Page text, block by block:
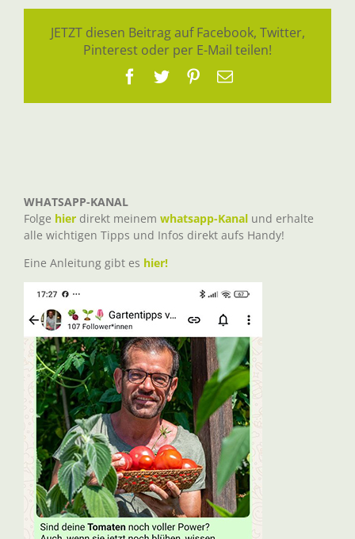
JETZT diesen Beitrag auf Facebook, Twitter,
Pinterest oder per E-Mail teilen!
Facebook
TwitterPinterest
E-
WHATSAPP-KANAL
Folge hier direkt meinem whatsapp-Kanal und erhalte
alle wichtigen Tipps und Infos direkt aufs Handy!
Eine Anleitung gibt es hier!